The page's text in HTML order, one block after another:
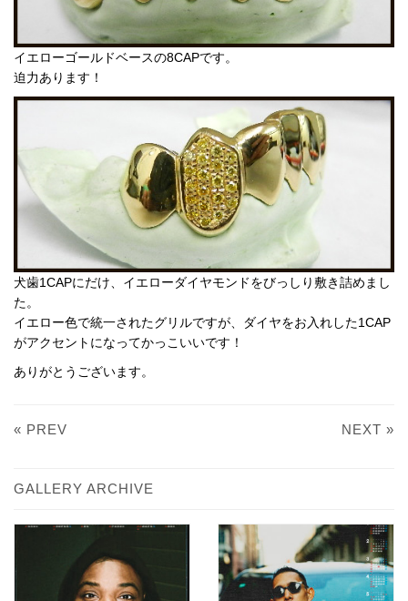
イエローゴールドベースの8CAPです。
迫力あります！
犬歯1CAPにだけ、イエローダイヤモンドをびっしり敷き詰めまし
た。
イエロー色で統一されたグリルですが、ダイヤをお入れした1CAP
がアクセントになってかっこいいです！
ありがとうございます。
« PREV NEXT »
GALLERY ARCHIVE